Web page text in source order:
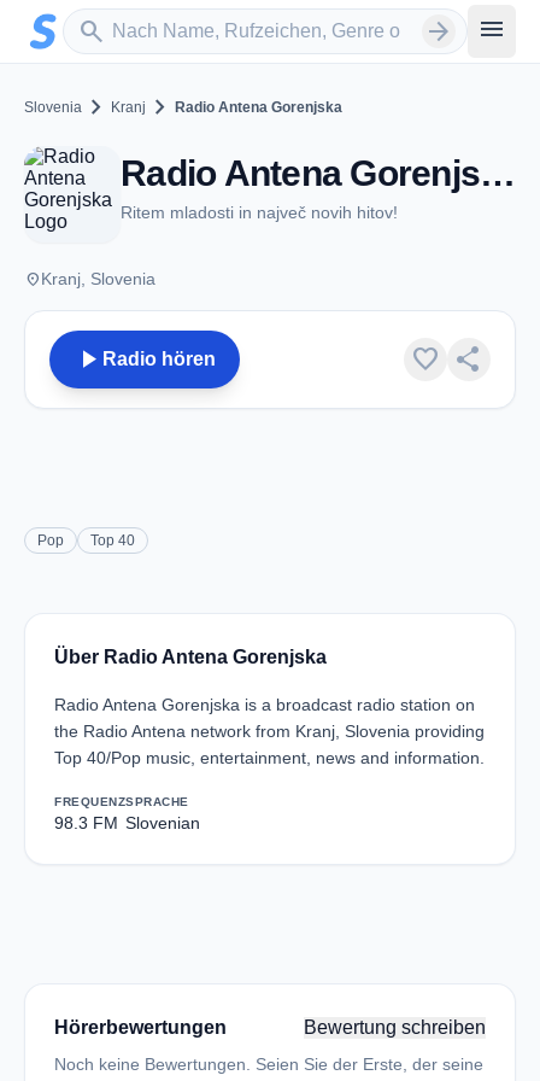
Zum Hauptinhalt springen
search
Sender suchen arrow_forward menu
Slovenia chevron_right Kranj chevron_right Radio Antena Gorenjska
Radio Antena Gorenjska - FM 98.3 - Kranj
Ritem mladosti in največ novih hitov!
placeKranj, Slovenia
play_arrow Radio hören favorite share
Pop Top 40
Über Radio Antena Gorenjska
Radio Antena Gorenjska is a broadcast radio station on
the Radio Antena network from Kranj, Slovenia providing
Top 40/Pop music, entertainment, news and information.
FREQUENZ
98.3 FM
SPRACHE
Slovenian
Hörerbewertungen Bewertung schreiben
Noch keine Bewertungen. Seien Sie der Erste, der seine